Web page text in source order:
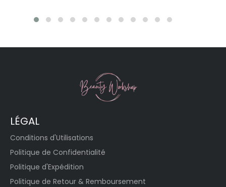
LÉGAL
Conditions d'Utilisations
Politique de Confidentialité
Politique d'Expédition
Politique de Retour & Remboursement